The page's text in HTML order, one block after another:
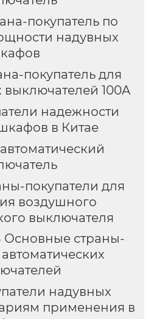
покупатель по
надувных
покупатель для
выключателей 100A
надежности
в Китае
покупатели для
воздушного
выключателя
страны-
надувных
применения в